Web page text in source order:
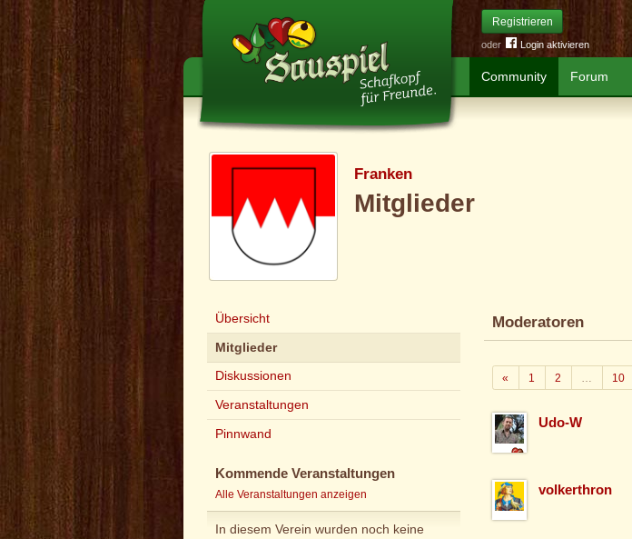
Registrieren
oder Login aktivieren
Community Forum
Franken
Mitglieder
Übersicht
Mitglieder
Diskussionen
Veranstaltungen
Pinnwand
Kommende Veranstaltungen
Alle Veranstaltungen anzeigen
In diesem Verein wurden noch keine
Moderatoren
« Zurück
1 2 10
Udo-W
volkerthron